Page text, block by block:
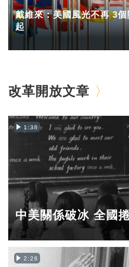
戴維來：美國風光不再 3
起
改革開放文章
1:38
中美關係破冰 全國
2:26